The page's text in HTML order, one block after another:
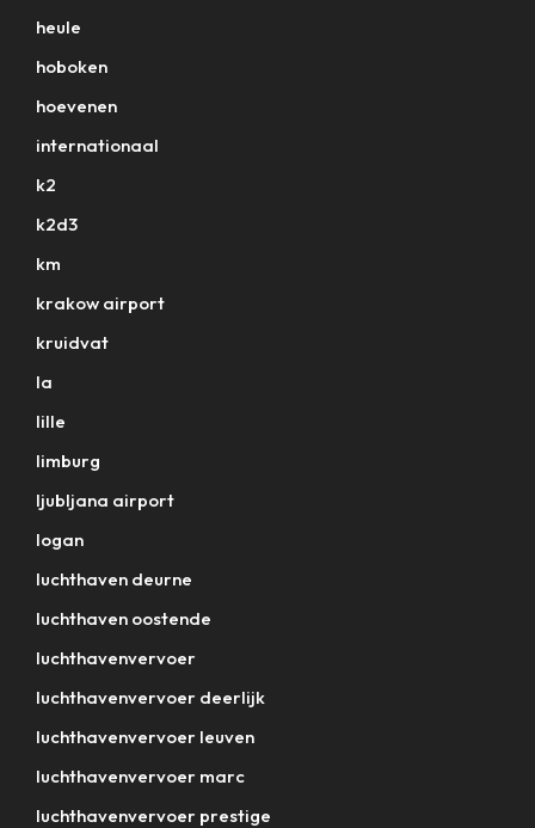
heule
hoboken
hoevenen
internationaal
k2
k2d3
km
krakow airport
kruidvat
la
lille
limburg
ljubljana airport
logan
luchthaven deurne
luchthaven oostende
luchthavenvervoer
luchthavenvervoer deerlijk
luchthavenvervoer leuven
luchthavenvervoer marc
luchthavenvervoer prestige